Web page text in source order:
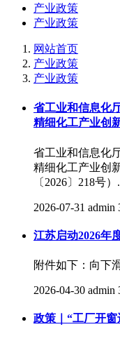
产业政策
产业政策
网站首页
产业政策
产业政策
省工业和信息化
精细化工产业创
省工业和信息化
精细化工产业创
〔2026〕218号
2026-07-31 admin
江苏启动2026年
附件如下：向下
2026-04-30 admin
政策｜“工厂开